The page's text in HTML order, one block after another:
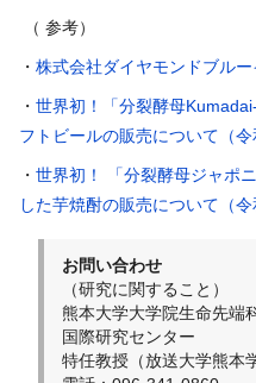
（ 参考）
・ 株式会社ダイヤモンドブル
・ 世界初！「分裂酵母
フトビールの販売について（
・ 世界初！ 「分裂酵母ジャポ
した芋焼酎の販売について（
お問い合わせ
（研究に関すること）
熊本大学大学院生命先端
国際研究センター
特任教授（放送大学熊本